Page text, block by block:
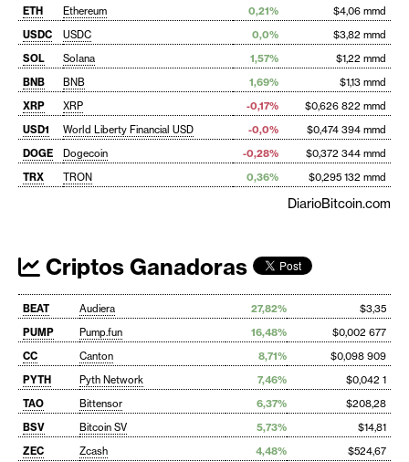
ETH
Ethereum 0,21%
$4,06 mmd
USDC
USDC 0,0%
$3,82 mmd
SOL
Solana 1,57%
$1,22 mmd
BNB
BNB 1,69%
$1,13 mmd
XRP
XRP -0,17%
$0,626 822 mmd
USD1
World Liberty Financial USD -0,0%
$0,474 394 mmd
DOGE
Dogecoin -0,28%
$0,372 344 mmd
TRX
TRON 0,36% $0,295 132 mmd
DiarioBitcoin.com
Criptos Ganadoras
BEAT Audiera 27,82%
$3,35
PUMP
Pump.fun 16,48%
$0,002 677
CC
Canton 8,71%
$0,098 909
PYTH
Pyth Network 7,46%
$0,042 1
TAO
Bittensor 6,37%
$208,28
BSV
Bitcoin SV 5,73%
$14,81
ZEC
Zcash 4,48%
$524,67